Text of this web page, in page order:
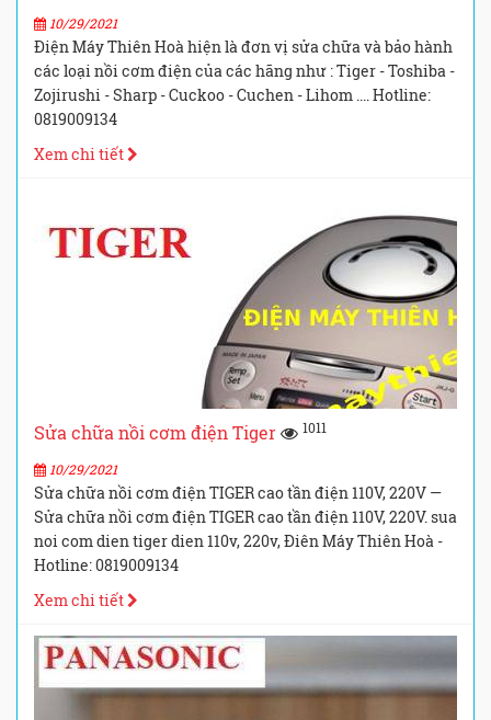
10/29/2021
Điện Máy Thiên Hoà hiện là đơn vị sửa chữa và bảo hành
các loại nồi cơm điện của các hãng như : Tiger - Toshiba -
Zojirushi - Sharp - Cuckoo - Cuchen - Lihom .... Hotline:
0819009134
Xem chi tiết
Sửa chữa nồi cơm điện Tiger 1011
10/29/2021
Sửa chữa nồi cơm điện TIGER cao tần điện 110V, 220V —
Sửa chữa nồi cơm điện TIGER cao tần điện 110V, 220V. sua
noi com dien tiger dien 110v, 220v, Điên Máy Thiên Hoà -
Hotline: 0819009134
Xem chi tiết